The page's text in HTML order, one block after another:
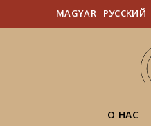
MAGYAR PУССКИЙ
О НАС